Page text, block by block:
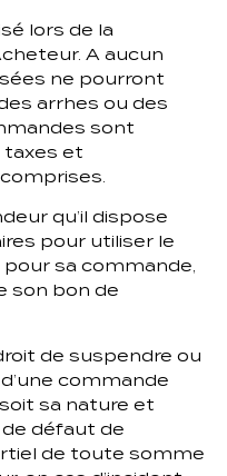
lors de la
A aucun
ne pourront
arrhes ou des
sont
taxes et
qu’il dispose
pour utiliser le
sa commande,
son bon de
de suspendre ou
commande
sa nature et
de défaut de
de toute somme